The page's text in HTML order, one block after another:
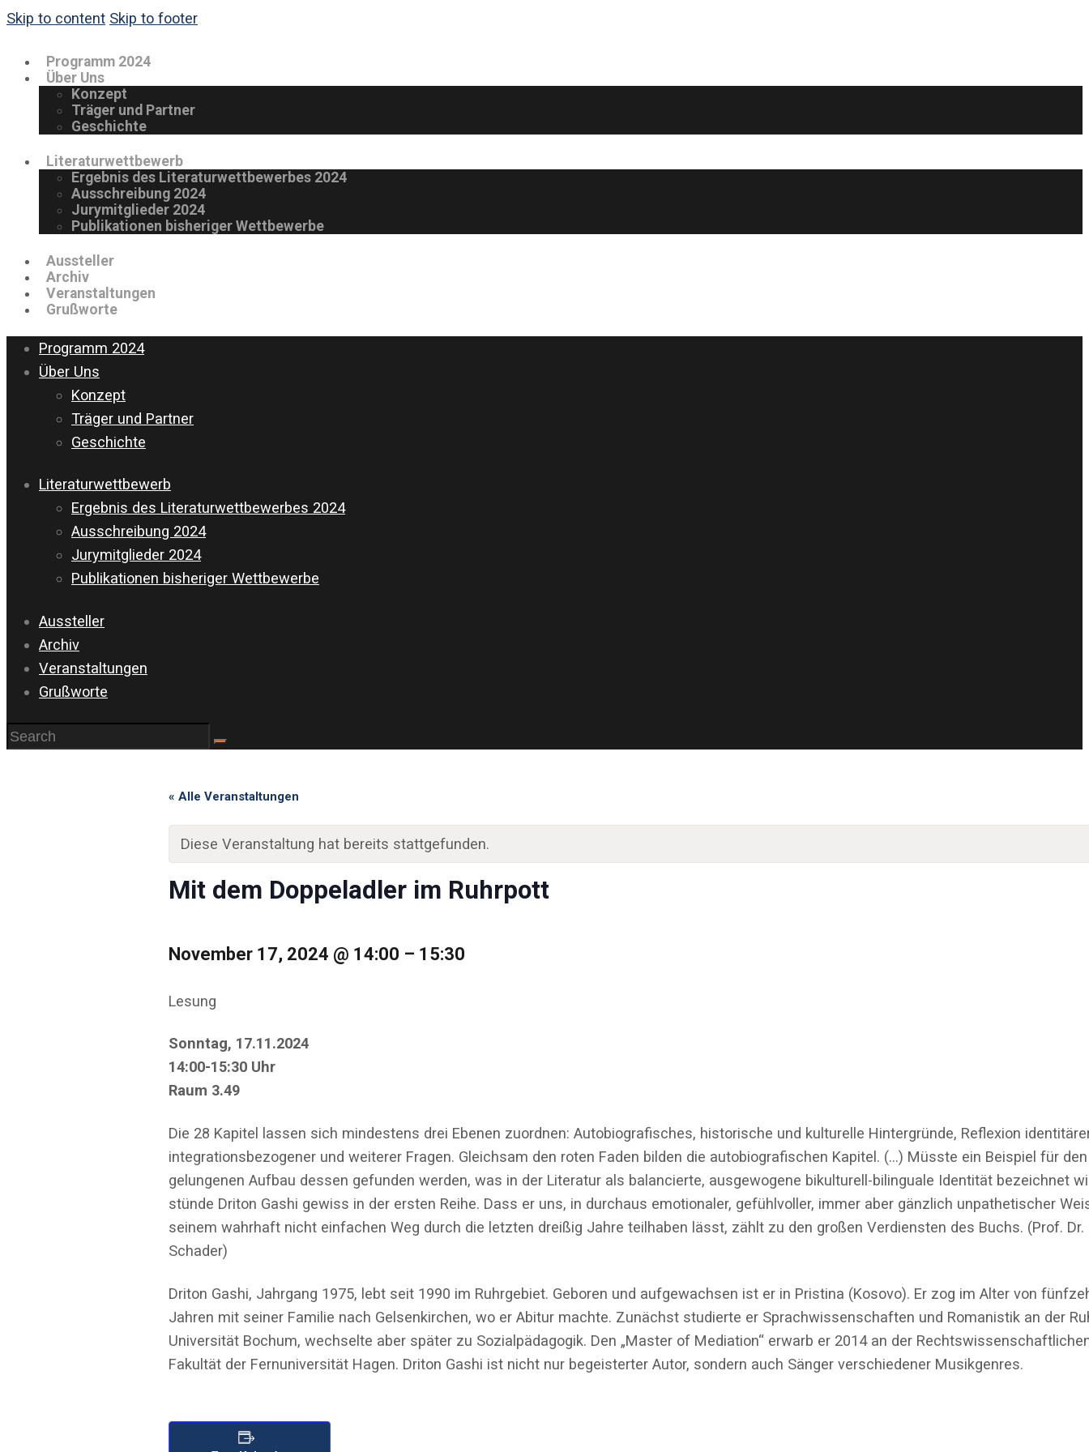
Skip to content Skip to footer
Programm 2024
Über Uns
Konzept
Träger und Partner
Geschichte
Literaturwettbewerb
Ergebnis des Literaturwettbewerbes 2024
Ausschreibung 2024
Jurymitglieder 2024
Publikationen bisheriger Wettbewerbe
Aussteller
Archiv
Veranstaltungen
Grußworte
Programm 2024
Über Uns
Konzept
Träger und Partner
Geschichte
Literaturwettbewerb
Ergebnis des Literaturwettbewerbes 2024
Ausschreibung 2024
Jurymitglieder 2024
Publikationen bisheriger Wettbewerbe
Aussteller
Archiv
Veranstaltungen
Grußworte
« Alle Veranstaltungen
Diese Veranstaltung hat bereits stattgefunden.
Mit dem Doppeladler im Ruhrpott
November 17, 2024 @ 14:00 – 15:30
Lesung
Sonntag, 17.11.2024
14:00-15:30 Uhr
Raum 3.49
Die 28 Kapitel lassen sich mindestens drei Ebenen zuordnen: Autobiografisches, historische und kulturelle Hintergründe, Reflexion
integrationsbezogener und weiterer Fragen. Gleichsam den roten Faden bilden die autobiografischen Kapitel. (…) Müsste ein Beispiel für den
gelungenen Aufbau dessen gefunden werden, was in der Literatur als balancierte, ausgewogene bikulturell-bilinguale Identität bezeichnet
stünde Driton Gashi gewiss in der ersten Reihe. Dass er uns, in durchaus emotionaler, gefühlvoller, immer aber gänzlich unpathetischer
seinem wahrhaft nicht einfachen Weg durch die letzten dreißig Jahre teilhaben lässt, zählt zu den großen Verdiensten des Buchs. (Prof. Dr.
Schader)
Driton Gashi, Jahrgang 1975, lebt seit 1990 im Ruhrgebiet. Geboren und aufgewachsen ist er in Pristina (Kosovo). Er zog im Alter von
Jahren mit seiner Familie nach Gelsenkirchen, wo er Abitur machte. Zunächst studierte er Sprachwissenschaften und Romanistik an der
Universität Bochum, wechselte aber später zu Sozialpädagogik. Den „Master of Mediation“ erwarb er 2014 an der
Fakultät der Fernuniversität Hagen. Driton Gashi ist nicht nur begeisterter Autor, sondern auch Sänger verschiedener Musikgenres.